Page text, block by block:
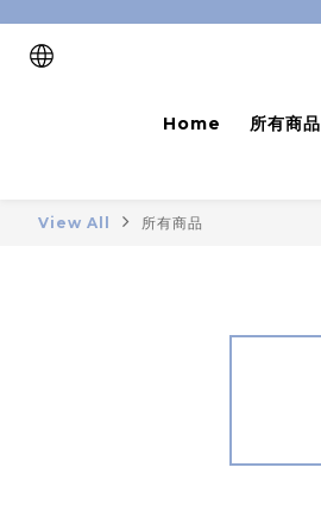
Home 所有商品
View All 所有商品